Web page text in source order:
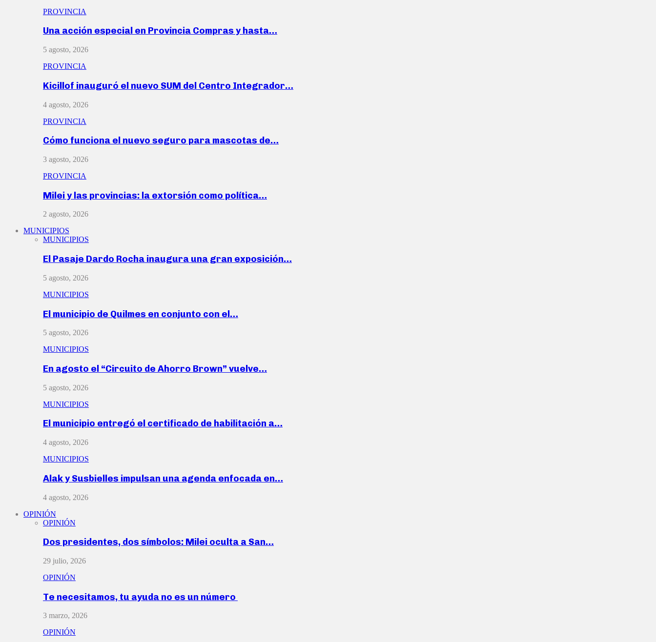
PROVINCIA
Una acción especial en Provincia Compras y hasta…
5 agosto, 2026
PROVINCIA
Kicillof inauguró el nuevo SUM del Centro Integrador…
4 agosto, 2026
PROVINCIA
Cómo funciona el nuevo seguro para mascotas de…
3 agosto, 2026
PROVINCIA
Milei y las provincias: la extorsión como política…
2 agosto, 2026
MUNICIPIOS
MUNICIPIOS
El Pasaje Dardo Rocha inaugura una gran exposición…
5 agosto, 2026
MUNICIPIOS
El municipio de Quilmes en conjunto con el…
5 agosto, 2026
MUNICIPIOS
En agosto el “Circuito de Ahorro Brown” vuelve…
5 agosto, 2026
MUNICIPIOS
El municipio entregó el certificado de habilitación a…
4 agosto, 2026
MUNICIPIOS
Alak y Susbielles impulsan una agenda enfocada en…
4 agosto, 2026
OPINIÓN
OPINIÓN
Dos presidentes, dos símbolos: Milei oculta a San…
29 julio, 2026
OPINIÓN
Te necesitamos, tu ayuda no es un número
3 marzo, 2026
OPINIÓN